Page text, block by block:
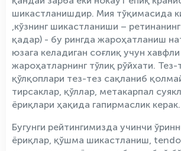
шикастланишдир. Мия тўқимасида
,кўзнинг шикастланиши –
қадар) - бу рингда жароҳатланиш
юзага келадиган соғлиқ учун хавфли
жароҳатларнинг тўлиқ рўйхати. Тез-
қўлқоплари тез-тез сақланиб
тирсаклар, қўллар, метакарпал
ёриқлари ҳақида гапирмаслик керак.
Бугунги рейтингимизда учинчи
ёриқлар, қўшма шикастланиш,